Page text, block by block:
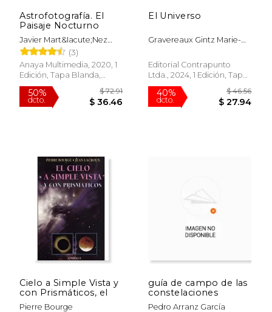
Astrofotografía. El
Paisaje Nocturno
Javier Mart&Iacute;Nez
Mor&Aacute;N
(3)
Anaya Multimedia, 2020, 1
Edición, Tapa Blanda,
Nuevo
50%
dcto.
El Universo
Gravereaux Gintz Marie-
Editorial Contrapunto
Ltda., 2024, 1 Edición, Tapa
Dura, Nuevo
40%
Cielo a Simple Vista y
con Prismáticos, el
Pierre Bourge
guía de campo de las
constelaciones
Pedro Arranz García